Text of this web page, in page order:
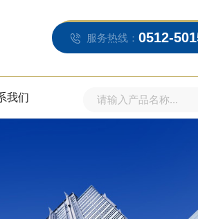
服务热线： 0512-
我们